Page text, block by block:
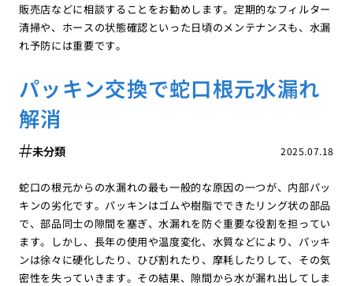
販売店などに相談することをお勧めします。定期的なフィルター
清掃や、ホースの状態確認といった日頃のメンテナンスも、水漏
れ予防には重要です。
パッキン交換で蛇口根元水漏れ
解消
2025.07.18
未分類
蛇口の根元からの水漏れの最も一般的な原因の一つが、内部パッ
キンの劣化です。パッキンはゴムや樹脂でできたリング状の部品
で、部品同士の隙間を塞ぎ、水漏れを防ぐ重要な役割を担ってい
ます。しかし、長年の使用や温度変化、水質などにより、パッキ
ンは徐々に硬化したり、ひび割れたり、摩耗したりして、その気
密性を失っていきます。その結果、隙間から水が漏れ出してしま